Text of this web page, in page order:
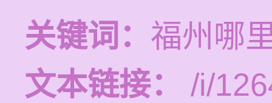
关键词： 福州哪
文本链接：
/i/